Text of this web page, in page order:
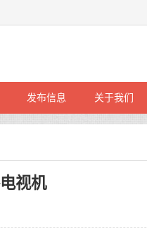
发布信息 关于我们
视机